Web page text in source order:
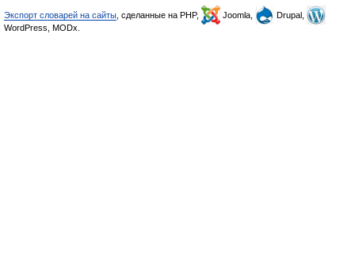
Экспорт словарей на сайты , сделанные на PHP, Joomla,
Drupal,
WordPress, MODx.